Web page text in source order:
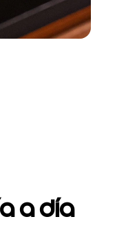
a día